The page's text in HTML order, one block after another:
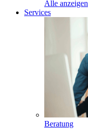
Alle anzeigen
Services
Beratung